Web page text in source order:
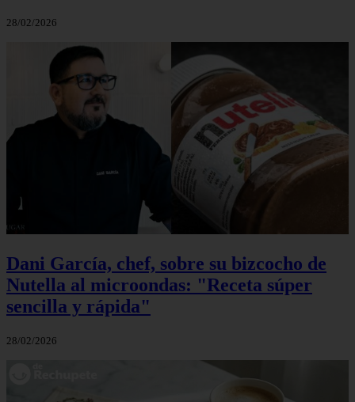
28/02/2026
Dani García, chef, sobre su bizcocho de
Nutella al microondas: "Receta súper
sencilla y rápida"
28/02/2026